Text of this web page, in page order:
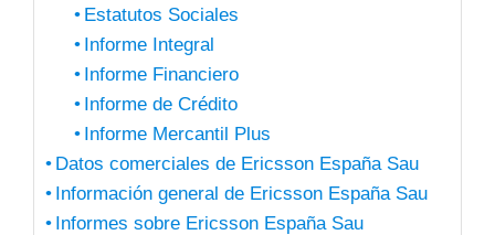
Estatutos Sociales
Informe Integral
Informe Financiero
Informe de Crédito
Informe Mercantil Plus
Datos comerciales de Ericsson España Sau
Información general de Ericsson España Sau
Informes sobre Ericsson España Sau